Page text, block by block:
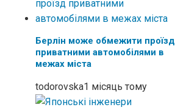
Берлін може обмежити проїзд
приватними автомобілями в
межах міста
todorovska1 місяць тому